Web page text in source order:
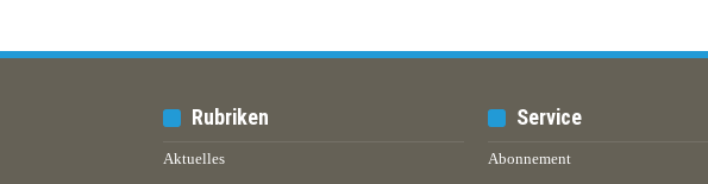
Rubriken
Aktuelles
Service
Abonnement